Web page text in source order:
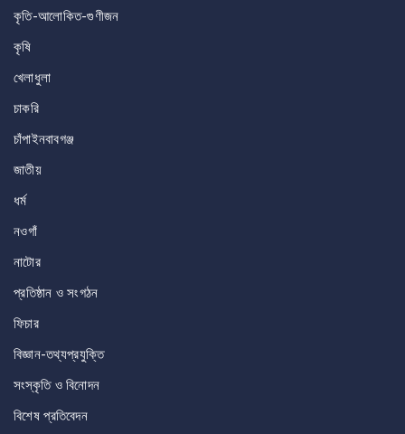
কৃতি-আলোকিত-গুণীজন
কৃষি
খেলাধুলা
চাকরি
চাঁপাইনবাবগঞ্জ
জাতীয়
ধর্ম
নওগাঁ
নাটোর
প্রতিষ্ঠান ও সংগঠন
ফিচার
বিজ্ঞান-তথ্যপ্রযুক্তি
সংস্কৃতি ও বিনোদন
বিশেষ প্রতিবেদন